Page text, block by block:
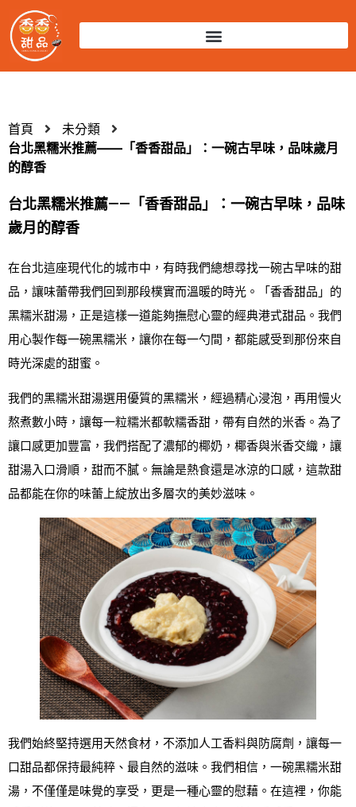
首頁
未分類
台北黑糯米推薦——「香香甜品」：一碗古早味，品味歲月
的醇香
台北黑糯米推薦——「香香甜品」：一碗古早味，品味
歲月的醇香
在台北這座現代化的城市中，有時我們總想尋找一碗古早味的甜
品，讓味蕾帶我們回到那段樸實而溫暖的時光。「香香甜品」的
黑糯米甜湯，正是這樣一道能夠撫慰心靈的經典港式甜品。我們
用心製作每一碗黑糯米，讓你在每一勺間，都能感受到那份來自
時光深處的甜蜜。
我們的黑糯米甜湯選用優質的黑糯米，經過精心浸泡，再用慢火
熬煮數小時，讓每一粒糯米都軟糯香甜，帶有自然的米香。為了
讓口感更加豐富，我們搭配了濃郁的椰奶，椰香與米香交織，讓
甜湯入口滑順，甜而不膩。無論是熱食還是冰涼的口感，這款甜
品都能在你的味蕾上綻放出多層次的美妙滋味。
我們始終堅持選用天然食材，不添加人工香料與防腐劑，讓每一
口甜品都保持最純粹、最自然的滋味。我們相信，一碗黑糯米甜
湯，不僅僅是味覺的享受，更是一種心靈的慰藉。在這裡，你能